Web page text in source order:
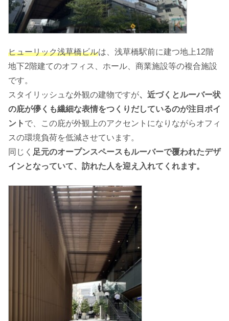
ヒューリック浅草橋ビルは、浅草橋駅前に建つ地上12階
地下2階建てのオフィス、ホール、商業施設等の複合施設
です。
スタイリッシュな外観の建物ですが、近づくとルーバー状
の庇が儚くも繊細な表情をつくりだしているのが注目ポイ
ント で、この庇が外観上のアクセントになりながらオフィ
スの環境負荷を低減させています。
同じく 足元のオープンスペースもルーバーで覆われたデザ
インとなっていて、訪れた人を迎え入れてくれます。